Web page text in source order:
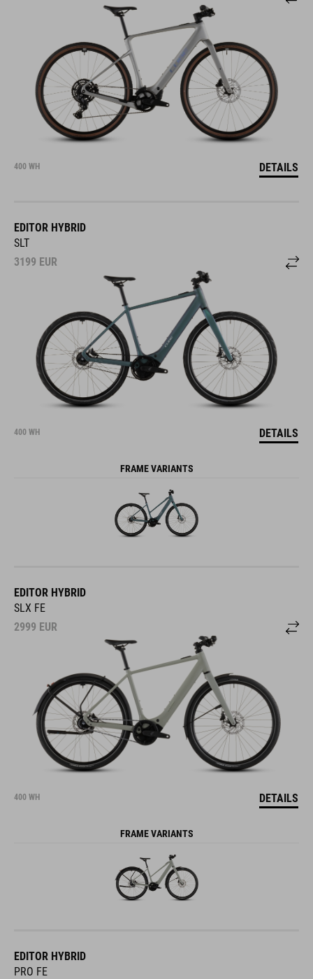
400 WH DETAILS
EDITOR HYBRID
SLT
3199 EUR
400 WH DETAILS
FRAME VARIANTS
EDITOR HYBRID
SLX FE
2999 EUR
400 WH DETAILS
FRAME VARIANTS
EDITOR HYBRID
PRO FE